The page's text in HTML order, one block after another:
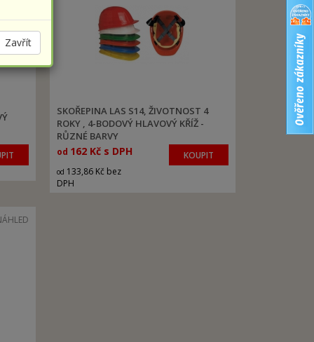
SKOŘEPINA LAS S14, ŽIVOTNOST 4
ROKY , 4-BODOVÝ HLAVOVÝ KŘÍŽ -
RŮZNÉ BARVY
od 162 Kč s DPH
od 133,86 Kč bez
DPH
KOUPIT
Zavřít